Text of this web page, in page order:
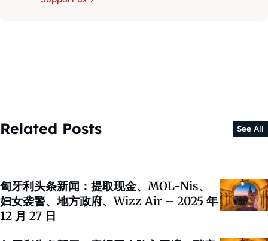
Related Posts See All
匈牙利头条新闻：提取现金、MOL-Nis、
妇女袭警、地方政府、Wizz Air – 2025 年
12 月 27 日